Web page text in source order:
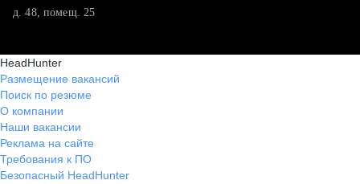
д. 48, помещ. 25
HeadHunter
Размещение вакансий
Поиск по резюме
О компании
Наши вакансии
Реклама на сайте
Требования к ПО
Безопасный HeadHunter